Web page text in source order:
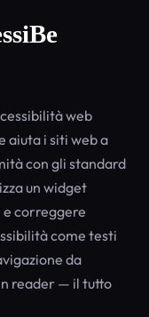
web
aiuta i siti web a
con gli standard
un widget
correggere
come testi
da
reader — il tutto